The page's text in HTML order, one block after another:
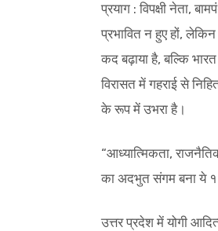
प्रयाग : विपक्षी नेता,
प्रभावित न हुए हों,
कद बढ़ाया है, बल्कि
विरासत में गहराई से
के रूप में उभरा है।
“आध्यात्मिकता,
का अदभुत संगम बना ये
उत्तर प्रदेश में योगी